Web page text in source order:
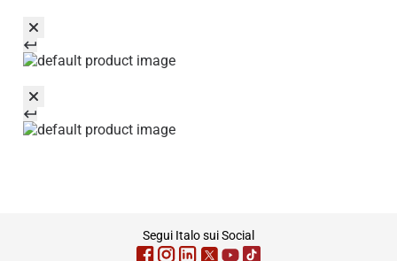
Segui Italo sui Social